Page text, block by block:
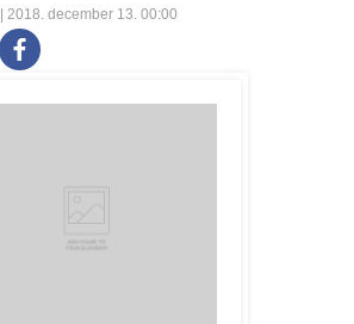
| 2018. december 13. 00:00